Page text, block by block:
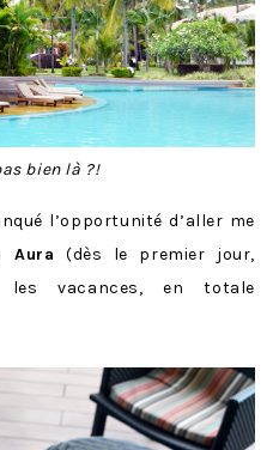
bien là ?!
l’opportunité d’aller me
Aura (dès le premier jour,
les vacances, en totale